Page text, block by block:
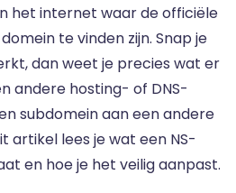
het internet waar de officiële
te vinden zijn. Snap je
dan weet je precies wat er
andere hosting- of DNS-
subdomein aan een andere
artikel lees je wat een NS-
en hoe je het veilig aanpast.